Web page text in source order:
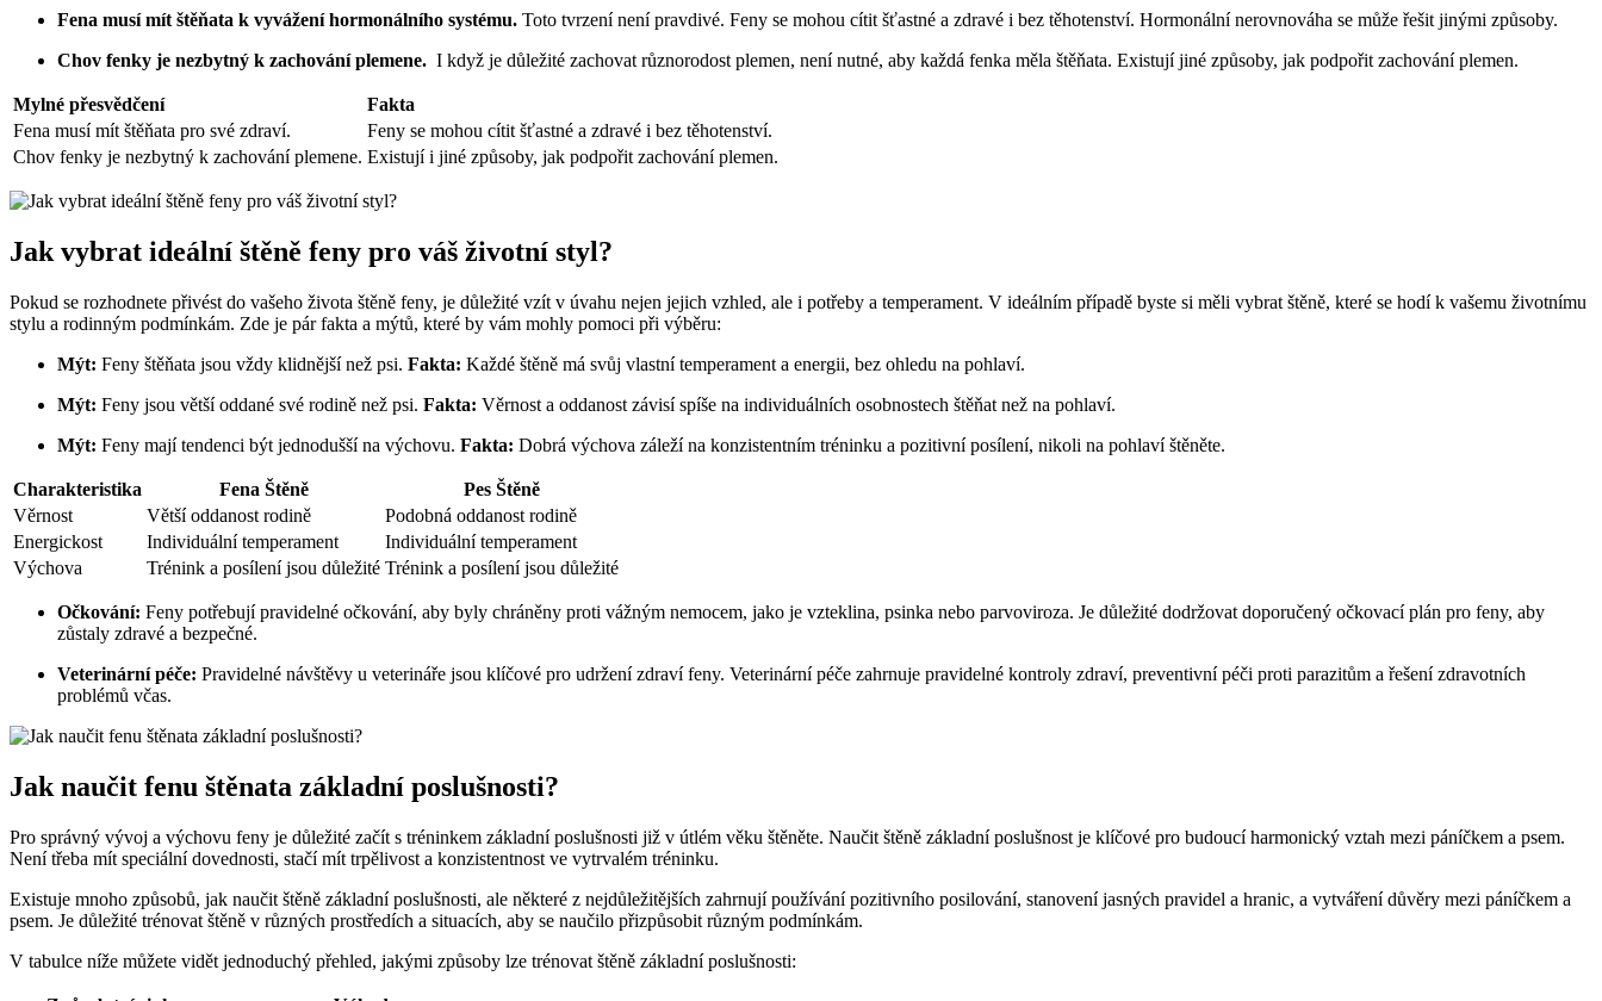
Fena musí ​mít štěňata k vyvážení ⁢hormonálního⁢ systému. Toto tvrzení není pravdivé.⁤ Feny ⁢se mohou cítit šťastné a zdravé ⁤i ⁣bez těhotenství. Hormonální nerovnováha⁢ se může řešit jinými ⁢způsoby.
Chov fenky ‌je⁢ nezbytný k zachování plemene. ⁤ I když ‌je ‌důležité⁤ zachovat různorodost⁢ plemen,⁢ není nutné, aby každá fenka měla štěňata. Existují jiné způsoby, jak podpořit zachování plemen.
Mylné přesvědčení
Fakta
Fena musí mít štěňata pro ‌své zdraví.
Feny se mohou cítit šťastné a ⁤zdravé i bez těhotenství.
Chov fenky je nezbytný k zachování plemene. Existují i ​jiné způsoby, jak⁣ podpořit‌ zachování plemen.
Jak vybrat ideální⁢ štěně feny pro váš životní styl?
Pokud se rozhodnete přivést do vašeho života štěně⁣ feny,​ je důležité ‍vzít‌ v úvahu nejen jejich vzhled, ale ⁤i potřeby a ⁤temperament.‍ V ideálním případě byste si ​měli vybrat štěně, které se hodí k‌ vašemu životnímu
stylu a rodinným podmínkám. Zde je pár fakta a mýtů, které by ⁣vám mohly pomoci ⁤při výběru:
Mýt: Feny štěňata jsou vždy klidnější než psi. Fakta: Každé štěně má​ svůj vlastní temperament a energii,​ bez ohledu na pohlaví.
Mýt: Feny jsou ‍větší⁤ oddané ‍své ‍rodině než ‍psi. Fakta: Věrnost a oddanost⁣ závisí spíše na individuálních osobnostech štěňat než​ na⁤ pohlaví.
Mýt: Feny mají tendenci být jednodušší na výchovu. Fakta: Dobrá výchova záleží na konzistentním ​tréninku‌ a ⁤pozitivní posílení, nikoli ⁤na pohlaví‍ štěněte.
Charakteristika Fena Štěně
Pes ⁢Štěně
Věrnost
Větší oddanost rodině
Podobná oddanost rodině
Energickost
Individuální temperament
Individuální ⁤temperament
Výchova
Trénink a posílení ‍jsou důležité Trénink‌ a​ posílení ‍jsou důležité
Očkování: ⁣Feny potřebují pravidelné očkování, ​aby byly chráněny proti vážným nemocem, jako je vzteklina,‍ psinka nebo parvoviroza.‍ Je důležité dodržovat doporučený očkovací plán pro feny, aby
zůstaly zdravé a bezpečné.
Veterinární péče: Pravidelné‌ návštěvy u veterináře ⁤jsou klíčové pro ⁢udržení zdraví feny. Veterinární péče zahrnuje pravidelné kontroly ‍zdraví, preventivní péči proti parazitům a⁢ řešení⁢ zdravotních
problémů včas.
Jak naučit fenu štěnata základní ⁢poslušnosti?
Pro správný vývoj a výchovu feny je⁤ důležité začít s tréninkem základní poslušnosti již⁣ v ‍útlém věku štěněte. Naučit štěně základní poslušnost je klíčové pro budoucí harmonický ⁣vztah mezi páníčkem a psem.
‌Není třeba mít⁣ speciální dovednosti,‍ stačí​ mít trpělivost a konzistentnost‍ ve‌ vytrvalém⁣ tréninku.
Existuje ​mnoho způsobů, jak naučit ‌štěně základní poslušnosti, ale některé z nejdůležitějších zahrnují používání pozitivního posilování, stanovení jasných pravidel​ a‌ hranic, a vytváření důvěry mezi páníčkem a
psem. Je důležité trénovat štěně v různých prostředích a‌ situacích, aby se naučilo přizpůsobit různým podmínkám.
V tabulce níže můžete vidět jednoduchý přehled, jakými způsoby lze trénovat štěně základní poslušnosti: